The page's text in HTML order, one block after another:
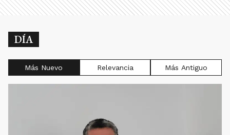
DÍA
Más Nuevo Relevancia Más Antiguo